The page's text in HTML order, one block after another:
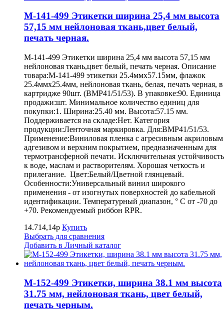
M-141-499 Этикетки ширина 25,4 мм высота
57,15 мм нейлоновая ткань,цвет белый,
печать черная.
M-141-499 Этикетки ширина 25,4 мм высота 57,15 мм
нейлоновая ткань,цвет белый, печать черная. Описание
товара:M-141-499 этикетки 25.4ммх57.15мм, флажок
25.4ммх25.4мм, нейлоновая ткань, белая, печать черная, в
картридже 90шт. (BMP41/51/53). В упаковке:90. Единица
продажи:шт. Минимальное количество единиц для
покупки:1. Ширина:25.40 мм. Высота:57.15 мм.
Поддерживается на складе:Нет. Категория
продукции:Ленточная маркировка. Для:BMP41/51/53.
Применение:Виниловая пленка с агресивным акриловым
адгезивом и верхним покрытием, предназначенным для
термотрансферной печати. Исключительная устойчивость
к воде, маслам и растворителям. Хорошая четкость и
прилегание. Цвет:Белый/Цветной глянцевый.
Особенности:Универсальный винил широкого
применения - от изогнутых поверхностей до кабельной
идентификации. Температурный диапазон, ° С от -70 до
+70. Рекомендуемый риббон RPR.
14.714,14р Купить
Выбрать для сравнения
Добавить в Личный каталог
M-152-499 Этикетки, ширина 38.1 мм высота
31.75 мм, нейлоновая ткань, цвет белый,
печать черным.